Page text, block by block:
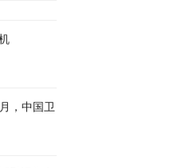
，中国卫